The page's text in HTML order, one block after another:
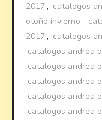
2017 , catalogos
otoño invierno ,
2017 , catalogos
catalogos andrea
catalogos andrea
catalogos andrea
catalogos andrea
catalogos andrea